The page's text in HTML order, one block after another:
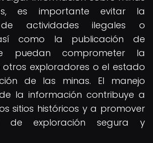
es importante evitar la
actividades ilegales o
como la publicación de
puedan comprometer la
exploradores o el estado
de las minas. El manejo
la información contribuye a
sitios históricos y a promover
de exploración segura y